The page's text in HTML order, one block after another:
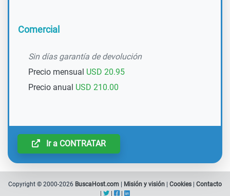
Comercial
Sin días garantía de devolución
Precio mensual USD 20.95
Precio anual USD 210.00
Ir a CONTRATAR
Copyright © 2000-2026 BuscaHost.com Misión y visión Cookies
Contacto